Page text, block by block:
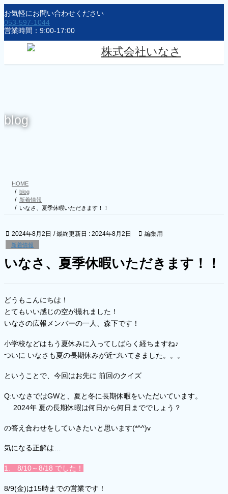
ン
テ
ン
移
ビ
ゲ
ー
ン
お気軽にお問い合わせください
053-597-1044
営業時間：9:00-17:00
blog
HOME
blog
新着情報
いなさ、夏季休暇いただきます！！
2024年8月2日 / 最終更新日 : 2024年8月2日 編集用
新着情報
いなさ、夏季休暇いただきます！！
どうもこんにちは！
とてもいい感じの空が撮れました！
いなさの広報メンバーの一人、森下です！
小学校などはもう夏休みに入ってしばらく経ちますね♪
ついに いなさも夏の長期休みが近づいてきました。。。
ということで、今回はお先に 前回のクイズ
Q:いなさではGWと、夏と冬に長期休暇をいただいています。
2024年 夏の長期休暇は何日から何日まででしょう？
の答え合わせをしていきたいと思います(*^^)v
気になる正解は…
1. 8/10～8/18 でした！
8/9(金)は15時までの営業です！